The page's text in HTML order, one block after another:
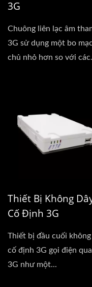
3G
Chuông liên lạc âm
3G sử dụng một bo
chủ nhỏ hơn so với
Thiết Bị Không
Cố Định 3G
Thiết bị đầu cuối
cố định 3G gọi điện
3G như một...